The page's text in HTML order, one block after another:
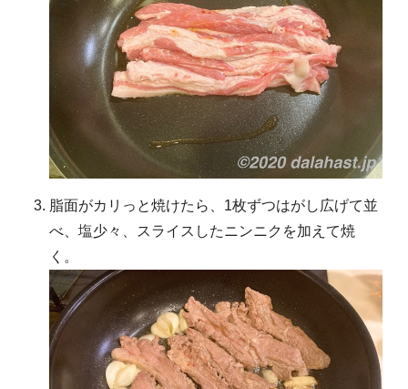
脂面がカリっと焼けたら、1枚ずつはがし広げて並
べ、塩少々、スライスしたニンニクを加えて焼
く。